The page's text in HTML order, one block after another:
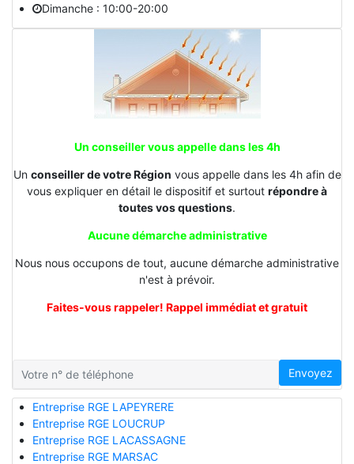
Dimanche : 10:00-20:00
Un conseiller vous appelle dans les 4h
Un conseiller de votre Région vous appelle dans les 4h afin de
vous expliquer en détail le dispositif et surtout répondre à
toutes vos questions.
Aucune démarche administrative
Nous nous occupons de tout, aucune démarche administrative
n'est à prévoir.
Faites-vous rappeler! Rappel immédiat et gratuit
Envoyez
Entreprise RGE LAPEYRERE
Entreprise RGE LOUCRUP
Entreprise RGE LACASSAGNE
Entreprise RGE MARSAC